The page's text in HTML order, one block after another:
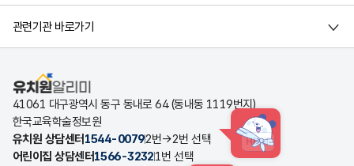
관련기관 바로가기
유치원알리미
41061 대구광역시 동구 동내로 64 (동내동 1119번지)
한국교육학술정보원
유치원 상담센터 1544-00792번→2번 선택 HINT
어린이집 상담센터1566-32321번 선택